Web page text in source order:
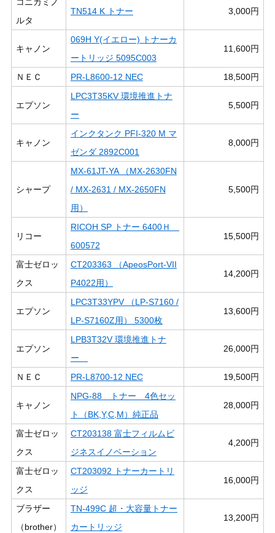
コニカミノ
ルタ
TN514 K トナー 3,000円
キャノン
069H Y(イエロー) トナーカ
ートリッジ 5095C003
11,600円
ＮＥＣ PR-L8600-12 NEC 18,500円
エプソン
LPC3T35KV 環境推進トナ
ー
5,500円
キャノン
インクタンク PFI-320 M マ
ゼンダ 2892C001
8,000円
シャープ
MX-61JT-YA （MX-2630FN
/ MX-2631 / MX-2650FN
用）
5,500円
リコー
RICOH SP トナー 6400Ｈ
600572
15,500円
富士ゼロッ
クス
CT203363 （ApeosPort-VII
P4022用）
14,200円
エプソン
LPC3T33YPV （LP-S7160 /
LP-S7160Z用） 5300枚
13,600円
エプソン
LPB3T32V 環境推進トナ
ー
26,000円
ＮＥＣ PR-L8700-12 NEC 19,500円
キャノン
NPG-88 トナー 4色セッ
ト（BK,Y,C,M）純正品
28,000円
富士ゼロッ
クス
CT203138 富士フィルムビ
ジネスイノベーション
4,200円
富士ゼロッ
クス
CT203092 トナーカートリ
ッジ
16,000円
ブラザー
（brother）
TN-499C 超・大容量トナー
カートリッジ
13,200円